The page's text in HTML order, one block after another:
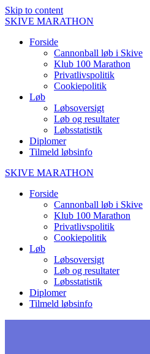
Skip to content
SKIVE MARATHON
Forside
Cannonball løb i Skive
Klub 100 Marathon
Privatlivspolitik
Cookiepolitik
Løb
Løbsoversigt
Løb og resultater
Løbsstatistik
Diplomer
Tilmeld løbsinfo
SKIVE MARATHON
Forside
Cannonball løb i Skive
Klub 100 Marathon
Privatlivspolitik
Cookiepolitik
Løb
Løbsoversigt
Løb og resultater
Løbsstatistik
Diplomer
Tilmeld løbsinfo